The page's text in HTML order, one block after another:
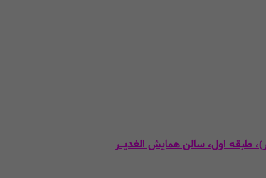
طبقه اول، سالن همایش الغدیـر